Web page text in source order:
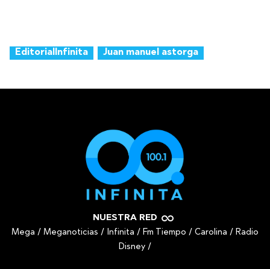
EditorialInfinita Juan manuel astorga
NUESTRA RED
Mega / Meganoticias / Infinita / Fm Tiempo / Carolina / Radio
Disney /